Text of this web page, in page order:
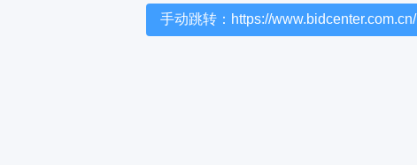
手动跳转：https://www.bidcenter.com.cn/